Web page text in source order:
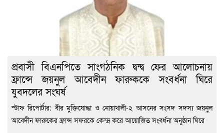
প্রবাসী বিএনপিতে সাংগঠনিক দ্বন্দ্ব ফের আলোচনায়
ফ্রান্সে জয়নুল আবেদীন ফারুককে সংবর্ধনা ঘিরে
যুবদলের সংঘর্ষ
স্টাফ রিপোর্টার: বীর মুক্তিযোদ্ধা ও নোয়াখালী-২ আসনের সংসদ সদস্য জয়নুল
আবেদীন ফারুকের ফ্রান্স সফরকে কেন্দ্র করে আয়োজিত সংবর্ধনা অনুষ্ঠান ঘিরে